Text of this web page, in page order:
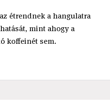
étrendnek a hangulatra
mint ahogy a
koffeinét sem.